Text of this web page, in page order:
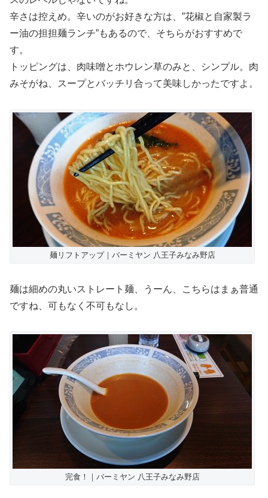
辛さは控えめ。辛いのがお好きな方は、”花椒と自家製ラ
ー油の担担麺ランチ”もあるので、そちらがおすすめで
す。
トッピングは、肉味噌とホウレン草のみと、シンプル。肉
みそがね、スープとバッチリ合って美味しかったですよ。
麺リフトアップ｜バーミヤン 八王子みなみ野店
麺は細めの丸いストレート麺、うーん、こちらはまぁ普通
ですね、可もなく不可もなし。
完食！｜バーミヤン 八王子みなみ野店